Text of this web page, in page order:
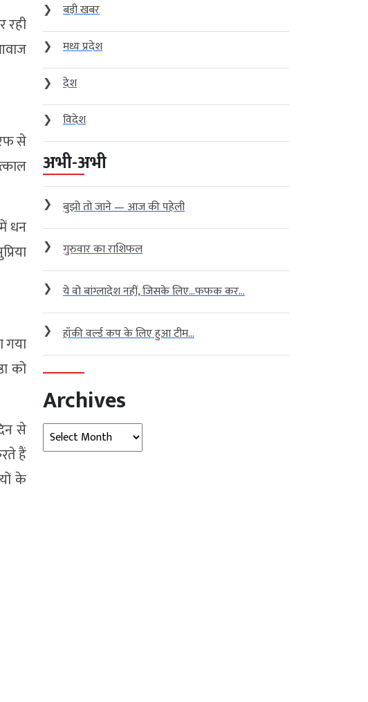
रही
से
धन
गया
को
से
हैं
के
❯
बड़ी खबर
❯
मध्य प्रदेश
❯
देश
❯
विदेश
अभी-अभी
❯ बुझो तो जाने — आज की पहेली
❯ गुरुवार का राशिफल
❯ ये वो बांग्लादेश नहीं, जिसके लिए…फफक कर...
❯ हॉकी वर्ल्ड कप के लिए हुआ टीम...
Archives
Archives